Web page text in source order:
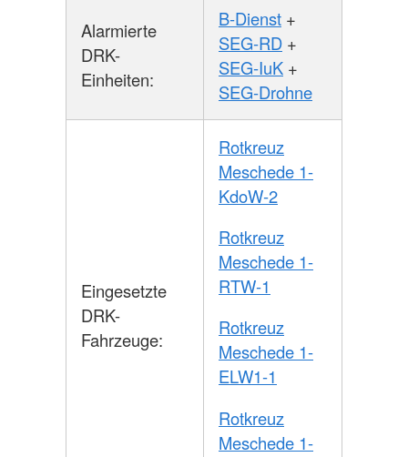
Alarmierte
DRK-
Einheiten:
B-Dienst +
SEG-RD +
SEG-IuK +
SEG-Drohne
Eingesetzte
DRK-
Fahrzeuge:
Rotkreuz
Meschede 1-
KdoW-2
Rotkreuz
Meschede 1-
RTW-1
Rotkreuz
Meschede 1-
ELW1-1
Rotkreuz
Meschede 1-